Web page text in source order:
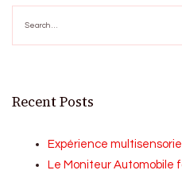
for:
Recent Posts
Expérience
Le Moniteur Automobile